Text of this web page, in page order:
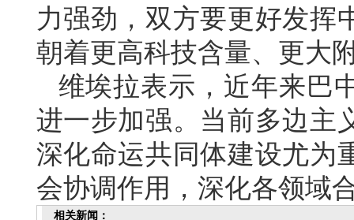
力强劲，双方要更好发挥
朝着更高科技含量、更大
维埃拉表示，近年来巴
进一步加强。当前多边主
深化命运共同体建设尤为
会协调作用，深化各领域
相关新闻：